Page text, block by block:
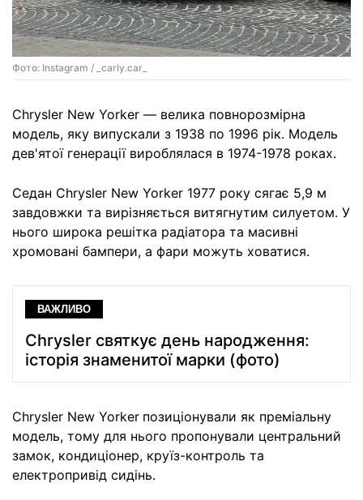
Фото: Instagram / _carly.car_
Chrysler New Yorker — велика повнорозмірна
модель, яку випускали з 1938 по 1996 рік. Модель
дев'ятої генерації вироблялася в 1974-1978 роках.
Седан Chrysler New Yorker 1977 року сягає 5,9 м
завдовжки та вирізняється витягнутим силуетом. У
нього широка решітка радіатора та масивні
хромовані бампери, а фари можуть ховатися.
ВАЖЛИВО
Chrysler святкує день народження:
історія знаменитої марки (фото)
Chrysler New Yorker позиціонували як преміальну
модель, тому для нього пропонували центральний
замок, кондиціонер, круїз-контроль та
електропривід сидінь.